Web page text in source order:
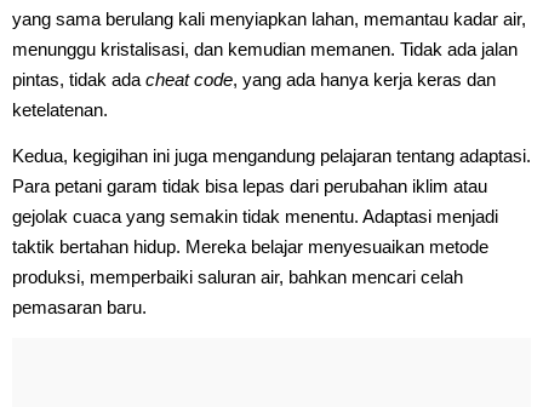
yang sama berulang kali menyiapkan lahan, memantau kadar air,
menunggu kristalisasi, dan kemudian memanen. Tidak ada jalan
pintas, tidak ada cheat code, yang ada hanya kerja keras dan
ketelatenan.
Kedua, kegigihan ini juga mengandung pelajaran tentang adaptasi.
Para petani garam tidak bisa lepas dari perubahan iklim atau
gejolak cuaca yang semakin tidak menentu. Adaptasi menjadi
taktik bertahan hidup. Mereka belajar menyesuaikan metode
produksi, memperbaiki saluran air, bahkan mencari celah
pemasaran baru.